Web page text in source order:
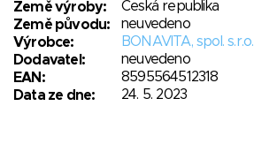
Země výroby:
Česká republika
Země původu:
neuvedeno
Výrobce:
BONAVITA, spol. s.r.o.
Dodavatel:
neuvedeno
EAN:
8595564512318
Data ze dne:
24. 5. 2023